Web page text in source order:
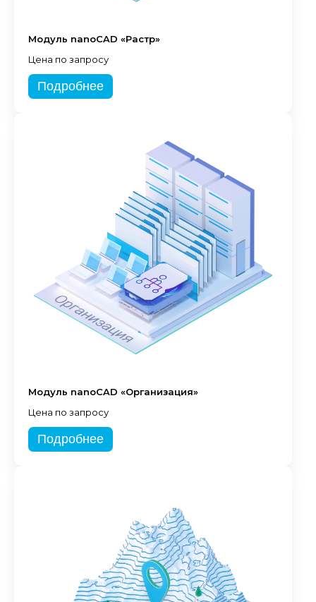
Модуль nanoCAD «Растр»
Цена по запросу
Подробнее
Модуль nanoCAD «Организация»
Цена по запросу
Подробнее